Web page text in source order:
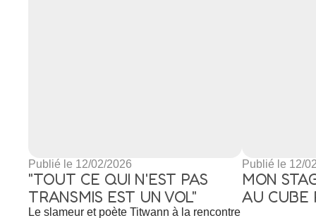
Publié le 12/02/2026
"TOUT CE QUI N'EST PAS
TRANSMIS EST UN VOL"
Le slameur et poète Titwann à la rencontre
Publié le 12/
MON
AU CUBE